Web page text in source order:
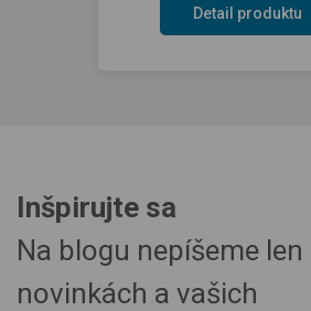
Detail produktu
Inšpirujte sa
Na blogu nepíšeme len
novinkách a vašich